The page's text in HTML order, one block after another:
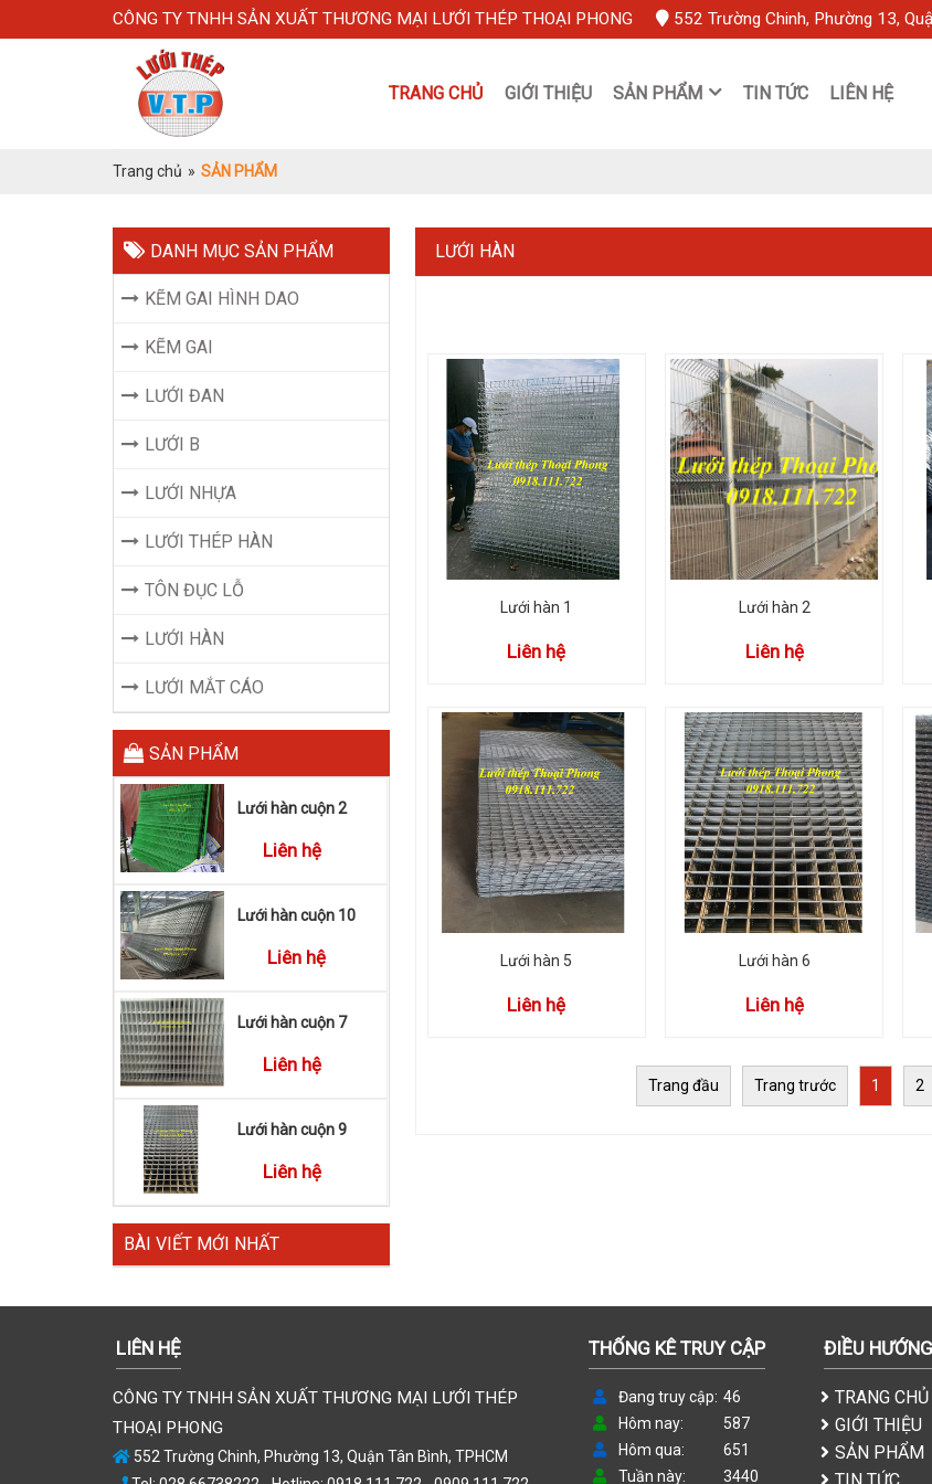
CÔNG TY TNHH SẢN XUẤT THƯƠNG MẠI LƯỚI THÉP THOẠI PHONG 552 Trường Chinh, Phường 13,
TRANG CHỦ GIỚI THIỆU SẢN PHẨM TIN TỨC LIÊN HỆ
Trang chủ » SẢN PHẨM
DANH MỤC SẢN PHẨM
KẼM GAI HÌNH DAO
KẼM GAI
LƯỚI ĐAN
LƯỚI B
LƯỚI NHỰA
LƯỚI THÉP HÀN
TÔN ĐỤC LỖ
LƯỚI HÀN
LƯỚI MẮT CÁO
SẢN PHẨM
Lưới hàn cuộn 2
Liên hệ
Lưới hàn cuộn 10
Liên hệ
Lưới hàn cuộn 7
Liên hệ
Lưới hàn cuộn 9
Liên hệ
BÀI VIẾT MỚI NHẤT
LƯỚI HÀN
Lưới hàn 1
Liên hệ
Lưới hàn 2
Liên hệ
Lưới hàn 5
Liên hệ
Lưới hàn 6
Liên hệ
Trang đầu Trang trước 1 2
LIÊN HỆ
CÔNG TY TNHH SẢN XUẤT THƯƠNG MẠI LƯỚI THÉP
THOẠI PHONG
552 Trường Chinh, Phường 13, Quận Tân Bình, TPHCM
THỐNG KÊ TRUY CẬP
Đang truy cập 46
Hôm nay
587
Hôm qua
651
Tuần này
3440
ĐIỀU HƯỚNG
TRANG CHỦ
GIỚI THIỆU
SẢN PHẨM